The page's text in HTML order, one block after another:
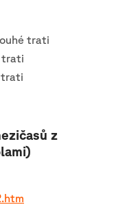
trati
trati
trati
z